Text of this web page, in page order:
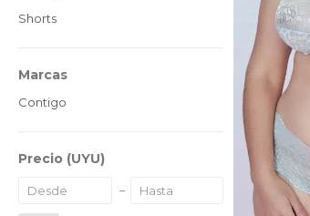
Shorts
Marcas
Contigo
Precio (UYU)